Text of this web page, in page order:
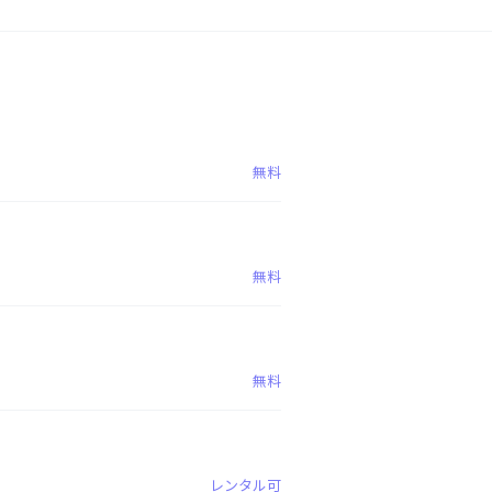
無料
無料
無料
レンタル可